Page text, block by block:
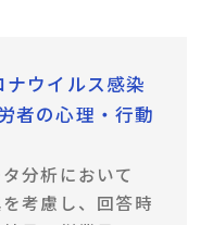
ナウイルス感染
者の心理・行動
分析において
考慮し、回答時